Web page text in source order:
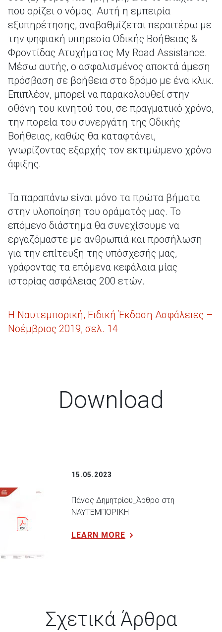
που ορίζει ο νόμος. Αυτή η εμπειρία
εξυπηρέτησης, αναβαθμίζεται περαιτέρω με
την ψηφιακή υπηρεσία Οδικής Βοήθειας &
Φροντίδας Ατυχήματος My Road Assistance.
Μέσω αυτής, ο ασφαλισμένος αποκτά άμεση
πρόσβαση σε βοήθεια στο δρόμο με ένα κλικ.
Επιπλέον, μπορεί να παρακολουθεί στην
οθόνη του κινητού του, σε πραγματικό χρόνο,
την πορεία του συνεργάτη της Οδικής
Βοήθειας, καθώς θα καταφτάνει,
γνωρίζοντας εξαρχής τον εκτιμώμενο χρόνο
άφιξης.
Τα παραπάνω είναι μόνο τα πρώτα βήματα
στην υλοποίηση του οράματός μας. Το
επόμενο διάστημα θα συνεχίσουμε να
εργαζόμαστε με ανθρωπιά και προσήλωση
για την επίτευξη της υπόσχεσής μας,
γράφοντας τα επόμενα κεφάλαια μίας
ιστορίας ασφάλειας 200 ετών.
Η Ναυτεμπορική, Ειδική Έκδοση Ασφάλειες –
Νοέμβριος 2019, σελ. 14
Download
15.05.2023
Πάνος Δημητρίου_Άρθρο στη
ΝΑΥΤΕΜΠΟΡΙΚΗ
LEARN MORE
Σχετικά Άρθρα